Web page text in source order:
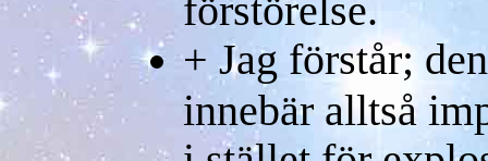
+ Jag förstår;
innebär alltså